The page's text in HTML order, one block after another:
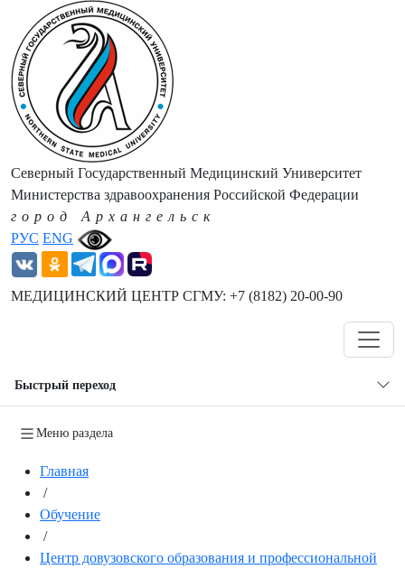
РУС ENG
Северный Государственный Медицинский Университет
Министерства здравоохранения Российской Федерации
город Архангельск
МЕДИЦИНСКИЙ ЦЕНТР СГМУ: +7 (8182) 20-00-90
Быстрый переход
Меню раздела
Главная
/
Обучение
/
Центр довузовского образования и профессиональной